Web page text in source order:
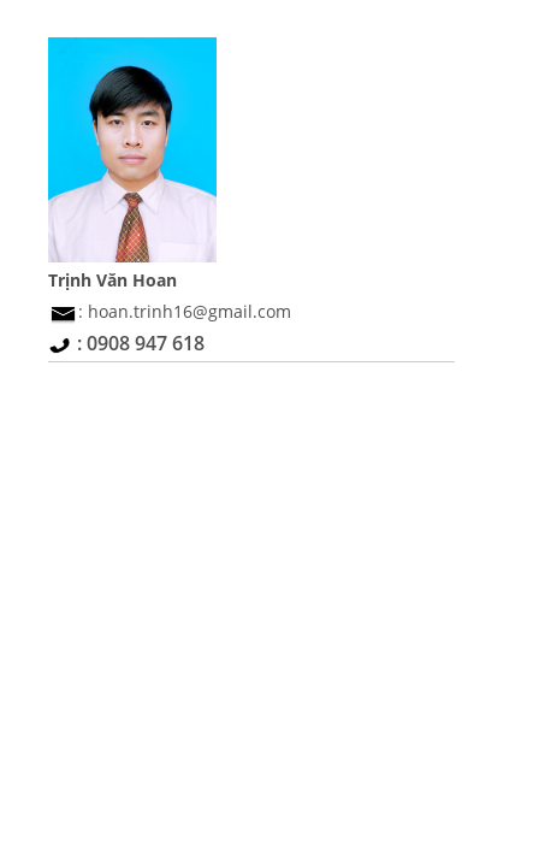
Trịnh Văn Hoan
: hoan.trinh16@gmail.com
: 0908 947 618